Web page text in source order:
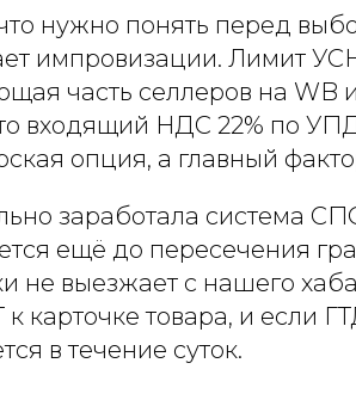
нужно понять перед
импровизации. Лимит
часть селлеров на
входящий НДС 22% по
опция, а главный
заработала система
ещё до пересечения
не выезжает с нашего
карточке товара, и если
в течение суток.